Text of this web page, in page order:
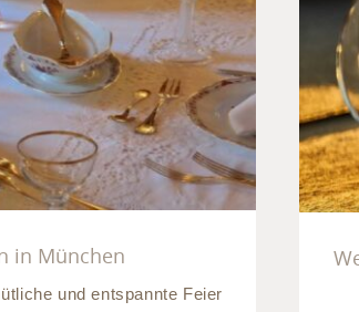
in München
und entspannte Feier